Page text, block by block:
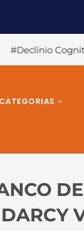
19 #Por que
CATEGORIAS
DARCY